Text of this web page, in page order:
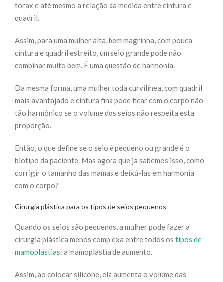
tórax e até mesmo a relação da medida entre cintura e
quadril.
Assim, para uma mulher alta, bem magrinha, com pouca
cintura e quadril estreito, um seio grande pode não
combinar muito bem. É uma questão de harmonia.
Da mesma forma, uma mulher toda curvilínea, com quadril
mais avantajado e cintura fina pode ficar com o corpo não
tão harmônico se o volume dos seios não respeita esta
proporção.
Então, o que define se o seio é pequeno ou grande é o
biotipo da paciente. Mas agora que já sabemos isso, como
corrigir o tamanho das mamas e deixá-las em harmonia
com o corpo?
Cirurgia plástica para os tipos de seios pequenos
Quando os seios são pequenos, a mulher pode fazer a
cirurgia plástica menos complexa entre todos os tipos de
mamoplastias: a mamoplastia de aumento.
Assim, ao colocar silicone, ela aumenta o volume das